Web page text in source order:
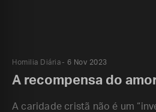
Homilia Diária 6 Nov 2023
A recompensa do
A caridade cristã não é um